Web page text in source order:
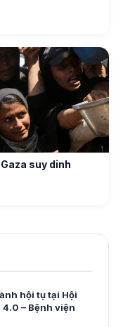
suy dinh
hội tụ tại Hội
– Bệnh viện